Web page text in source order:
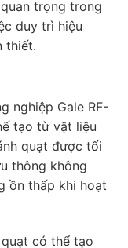
trọng trong
duy trì hiệu
thiết.
nghiệp Gale RF-
tạo từ vật liệu
quạt được tối
thông không
ồn thấp khi hoạt
có thể tạo